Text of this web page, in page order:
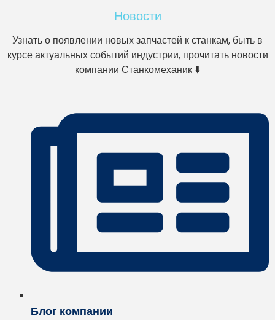
Новости
Узнать о появлении новых запчастей к станкам, быть в
курсе актуальных событий индустрии, прочитать новости
компании Станкомеханик ⬇️
Блог компании